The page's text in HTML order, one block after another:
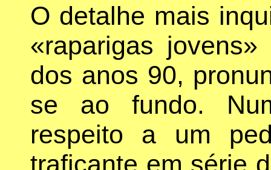
O detalhe mais
«raparigas
dos anos 90,
se ao fundo.
respeito a um
traficante em série